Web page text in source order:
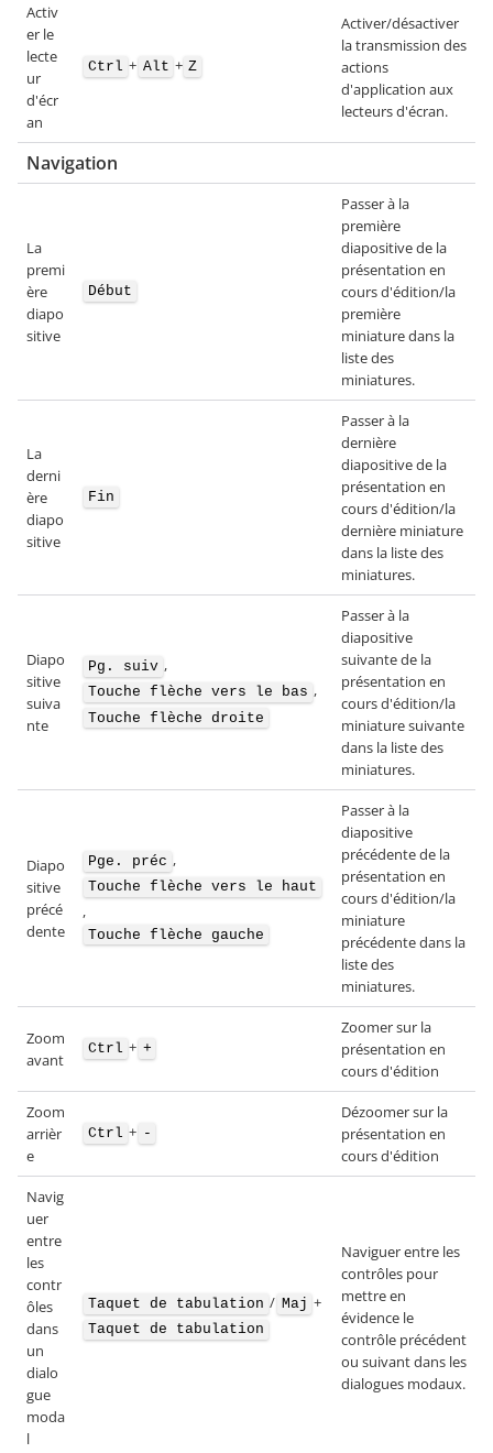
Activ
er le
lecte
ur
d'écr
an
Ctrl + Alt + Z
Activer/désactiver
la transmission des
actions
d'application aux
lecteurs d'écran.
Navigation
La
premi
ère
diapo
sitive
Début
Passer à la
première
diapositive de la
présentation en
cours d'édition/la
première
miniature dans la
liste des
miniatures.
La
derni
ère
diapo
sitive
Fin
Passer à la
dernière
diapositive de la
présentation en
cours d'édition/la
dernière miniature
dans la liste des
miniatures.
Diapo
sitive
suiva
nte
Pg. suiv ,
Touche flèche vers le bas ,
Touche flèche droite
Passer à la
diapositive
suivante de la
présentation en
cours d'édition/la
miniature suivante
dans la liste des
miniatures.
Diapo
sitive
précé
dente
Pge. préc ,
Touche flèche vers le haut
,
Touche flèche gauche
Passer à la
diapositive
précédente de la
présentation en
cours d'édition/la
miniature
précédente dans la
liste des
miniatures.
Zoom
avant
Ctrl + +
Zoomer sur la
présentation en
cours d'édition
Zoom
arrièr
e
Ctrl + -
Dézoomer sur la
présentation en
cours d'édition
Navig
uer
entre
les
contr
ôles
dans
un
dialo
gue
moda
l
Taquet de tabulation / Maj +
Taquet de tabulation
Naviguer entre les
contrôles pour
mettre en
évidence le
contrôle précédent
ou suivant dans les
dialogues modaux.